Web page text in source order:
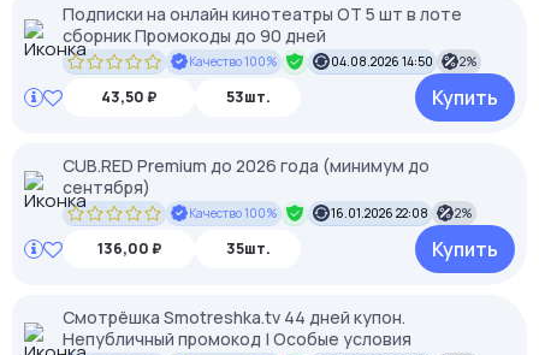
Подписки на онлайн кинотеатры ОТ 5 шт в лоте
сборник Промокоды до 90 дней
Качество 100% 04.08.2026 14:50 2%
43,50 ₽ 53шт. Купить
CUB.RED Premium до 2026 года (минимум до
сентября)
Качество 100% 16.01.2026 22:08 2%
136,00 ₽ 35шт. Купить
Смотрёшка Smotreshka.tv 44 дней купон.
Непубличный промокод | Особые условия